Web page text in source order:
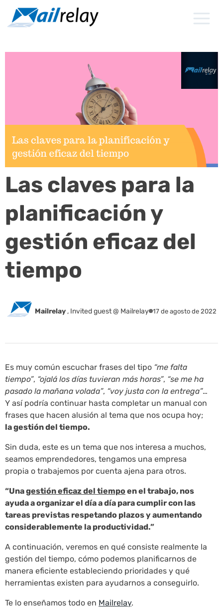
contenido
Las claves para la
planificación y
gestión eficaz del
tiempo
Mailrelay , Invited guest @ Mailrelay 17 de agosto de 2022
Es muy común escuchar frases del tipo “me falta
tiempo”, “ojalá los días tuvieran más horas”, “se me ha
pasado la mañana volada”, “voy justa con la entrega”…
Y así podría continuar hasta completar un manual con
frases que hacen alusión al tema que nos ocupa hoy;
la gestión del tiempo.
Sin duda, este es un tema que nos interesa a muchos,
seamos emprendedores, tengamos una empresa
propia o trabajemos por cuenta ajena para otros.
“Unagestión eficaz del tiempo en el trabajo, nos
ayuda a organizar el día a día para cumplir con las
tareas previstas respetando plazos y aumentando
considerablemente la productividad.”
A continuación, veremos en qué consiste realmente la
gestión del tiempo, cómo podemos planificarnos de
manera eficiente estableciendo prioridades y qué
herramientas existen para ayudarnos a conseguirlo.
Te lo enseñamos todo en Mailrelay.